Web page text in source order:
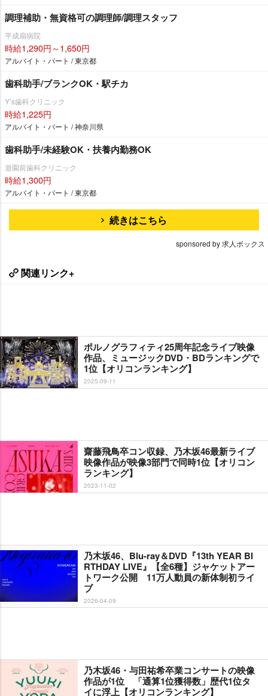
調理補助・無資格可の調理師/調理スタッフ
平成扇病院
時給1,290円～1,650円
アルバイト・パート / 東京都
歯科助手/ブランクOK・駅チカ
Y’s歯科クリニック
時給1,225円
アルバイト・パート / 神奈川県
歯科助手/未経験OK・扶養内勤務OK
遊園前歯科クリニック
時給1,300円
アルバイト・パート / 東京都
続きはこちら
sponsored by 求人ボックス
関連リンク+
ポルノグラフィティ25周年記念ライブ映像
作品、ミュージックDVD・BDランキングで
1位【オリコンランキング】
2025-09-11
齋藤飛鳥卒コン収録、乃木坂46最新ライブ
映像作品が映像3部門で同時1位【オリコン
ランキング】
2023-11-02
乃木坂46、Blu-ray＆DVD『13th YEAR BI
RTHDAY LIVE』【全6種】ジャケットアー
トワーク公開 11万人動員の新体制初ライ
ブ
2026-04-09
乃木坂46・与田祐希卒業コンサートの映像
作品が1位 「通算1位獲得数」歴代1位タ
イに浮上【オリコンランキング】